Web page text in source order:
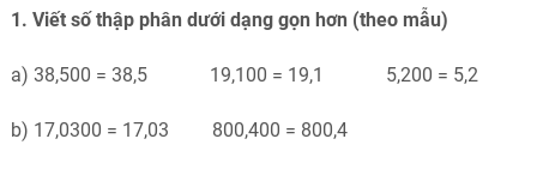
1. Viết số thập phân dưới dạng gọn hơn (theo mẫu)
a) 38,500 = 38,5 19,100 = 19,1 5,200 = 5,2
b) 17,0300 = 17,03 800,400 = 800,4